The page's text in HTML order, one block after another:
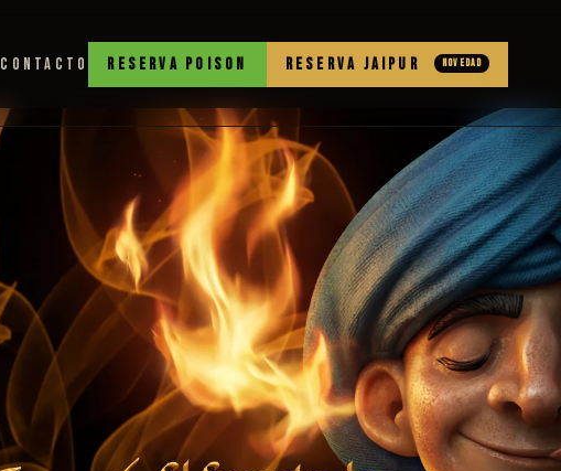
CONTACTO RESERVA POISON RESERVA JAIPUR NOVEDAD